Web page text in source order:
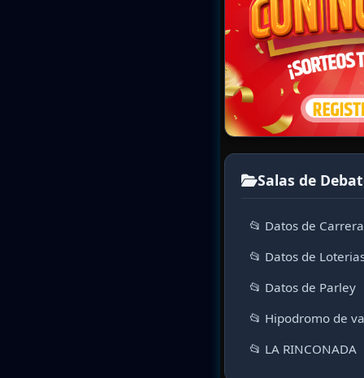
Salas de
📂 Datos de
📂 Datos de
📂 Datos de Parley
📂 Hipodromo de
📂 LA RINCONADA